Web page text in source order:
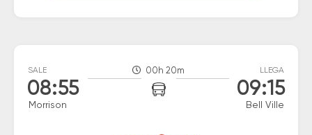
SALE
08:55
Morrison
00h 20m LLEGA
09:15
Bell Ville